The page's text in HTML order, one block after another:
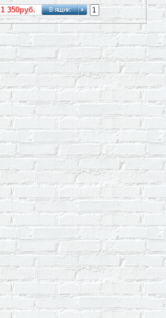
1 350руб.